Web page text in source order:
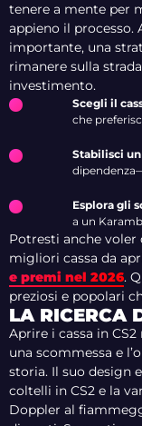
tenere a mente per
appieno il processo.
importante, una
rimanere sulla
investimento.
Scegli il
che
Stabilisci
Esplora gli
a un
Potresti anche voler
migliori cassa da
e premi nel 2026.
preziosi e popolari
LA RICERCA
Aprire i cassa in
una scommessa e
storia. Il suo design
coltelli in CS2 e la
Doppler al